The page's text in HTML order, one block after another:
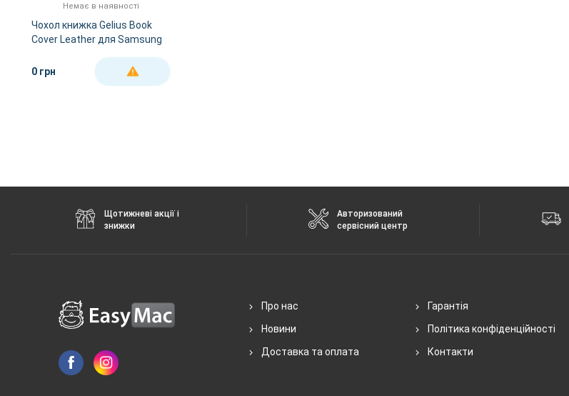
Немає в наявності
Чохол книжка Gelius Book
Cover Leather для Samsung
0 грн
ДЕТАЛЬНІШЕ
Щотижневі акції і
знижки
Авторизований
сервісний центр
Про нас
Новини
Доставка та оплата
Гарантія
Політика конфіденційності
Контакти